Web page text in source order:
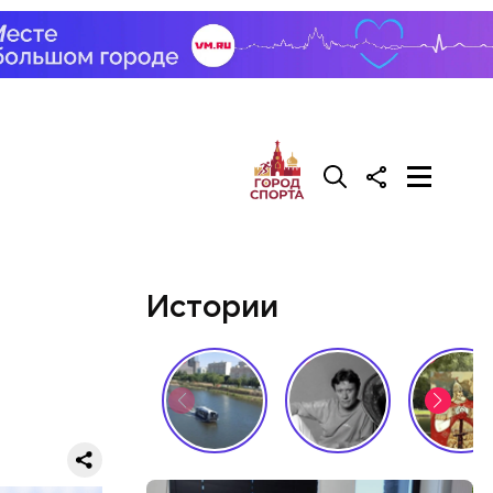
со
летний
— в
Истории